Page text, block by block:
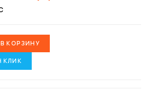
В КОРЗИНУ
КЛИК